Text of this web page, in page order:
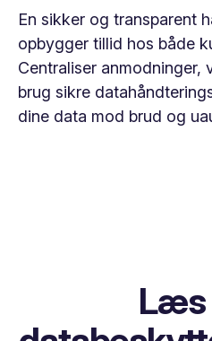
En sikker og transparent
opbygger tillid hos både
Centraliser anmodninger,
brug sikre
dine data mod brud og
Læs